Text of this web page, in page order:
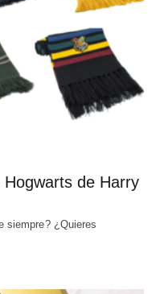
de Harry
siempre? ¿Quieres